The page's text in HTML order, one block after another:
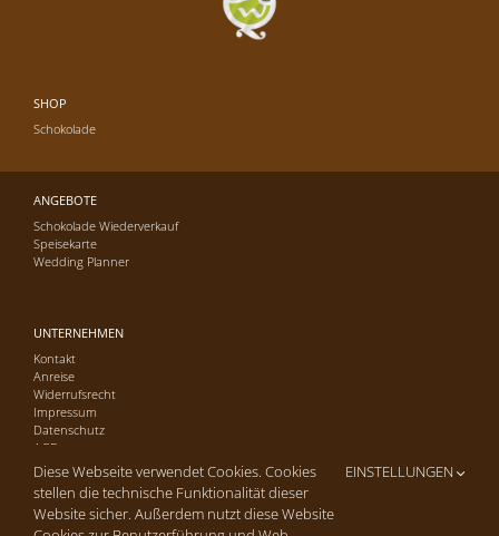
SHOP
Schokolade
ANGEBOTE
Schokolade Wiederverkauf
Speisekarte
Wedding Planner
UNTERNEHMEN
Kontakt
Anreise
Widerrufsrecht
Impressum
Datenschutz
AGB
Diese Webseite verwendet Cookies. Cookies
stellen die technische Funktionalität dieser
Website sicher. Außerdem nutzt diese Website
EINSTELLUNGEN